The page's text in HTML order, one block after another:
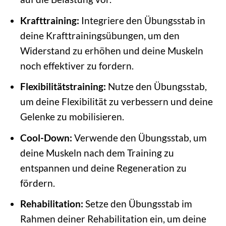
Krafttraining: Integriere den Übungsstab in
deine Krafttrainingsübungen, um den
Widerstand zu erhöhen und deine Muskeln
noch effektiver zu fordern.
Flexibilitätstraining: Nutze den Übungsstab,
um deine Flexibilität zu verbessern und deine
Gelenke zu mobilisieren.
Cool-Down: Verwende den Übungsstab, um
deine Muskeln nach dem Training zu
entspannen und deine Regeneration zu
fördern.
Rehabilitation: Setze den Übungsstab im
Rahmen deiner Rehabilitation ein, um deine